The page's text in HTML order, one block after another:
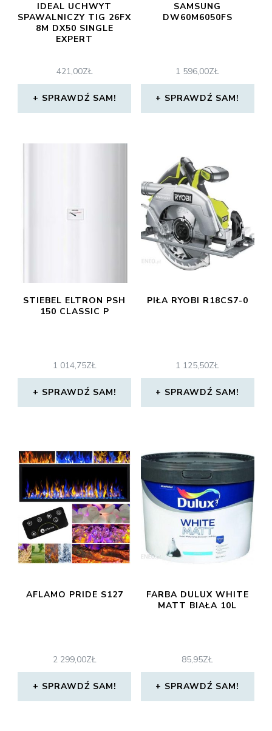
IDEAL UCHWYT
SPAWALNICZY TIG 26FX
8M DX50 SINGLE
EXPERT
421,00ZŁ
SPRAWDŹ SAM!
SAMSUNG
DW60M6050FS
1 596,00ZŁ
SPRAWDŹ SAM!
STIEBEL ELTRON PSH
150 CLASSIC P
1 014,75ZŁ
SPRAWDŹ SAM!
PIŁA RYOBI R18CS7-0
1 125,50ZŁ
SPRAWDŹ SAM!
AFLAMO PRIDE S127
2 299,00ZŁ
SPRAWDŹ SAM!
FARBA DULUX WHITE
MATT BIAŁA 10L
85,95ZŁ
SPRAWDŹ SAM!